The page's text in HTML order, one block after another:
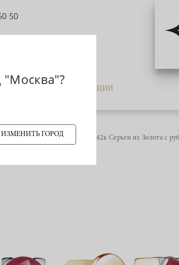
50
АКЦИИ
Главная страница 942942к Серьги из Золота с
ИЗМЕНИТЬ ГОРОД